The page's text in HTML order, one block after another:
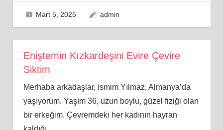
Mart 5, 2025 admin
Eniştemin Kızkardeşini Evire Çevire
Siktim
Merhaba arkadaşlar, ismim Yılmaz, Almanya’da
yaşıyorum. Yaşım 36, uzun boylu, güzel fiziği olan
bir erkeğim. Çevremdeki her kadının hayran